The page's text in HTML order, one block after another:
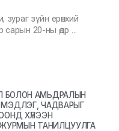
зураг зүйн ерөнхий
сарын 20-ны өдр …
БОЛОН АМЬДРАЛЫН
ЧАДВАРЫГ
ХҮЛЭЭН
ТАНИЛЦУУЛГА